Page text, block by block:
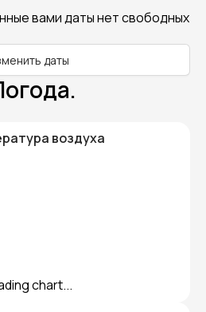
вами даты нет свободных
даты
воздуха
chart...